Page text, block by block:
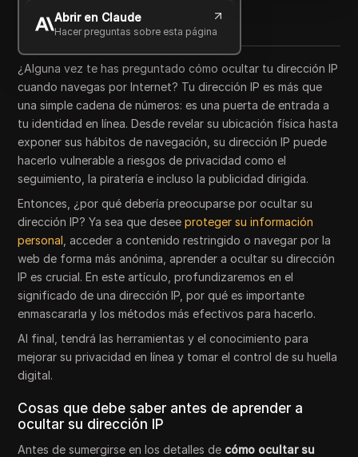
Abrir en Claude
Hacer preguntas sobre esta página
Copy Link
¿Alguna vez te has preguntado cómo ocultar tu dirección IP
cuando navegas por Internet? Tu dirección IP es más que
una simple cadena de números: es una puerta de entrada a
tu identidad en línea. Desde revelar su ubicación física hasta
exponer sus hábitos de navegación, su dirección IP puede
hacerlo vulnerable a riesgos de privacidad como el
seguimiento, la piratería e incluso la publicidad dirigida.
Entonces, ¿por qué debería preocuparse por ocultar su
dirección IP? Ya sea que deseeproteger su información
personal , acceder a contenido restringido o navegar por la
web de forma más anónima, aprender a ocultar su dirección
IP es crucial. En este artículo, profundizaremos en el
significado de una dirección IP, por qué es importante
enmascararla y los métodos más efectivos para hacerlo.
Al final, tendrá las herramientas y el conocimiento para
mejorar su privacidad en línea y tomar el control de su huella
digital.
Cosas que debe saber antes de aprender a
ocultar su dirección IP
Antes de sumergirse en los detalles de cómo ocultar su